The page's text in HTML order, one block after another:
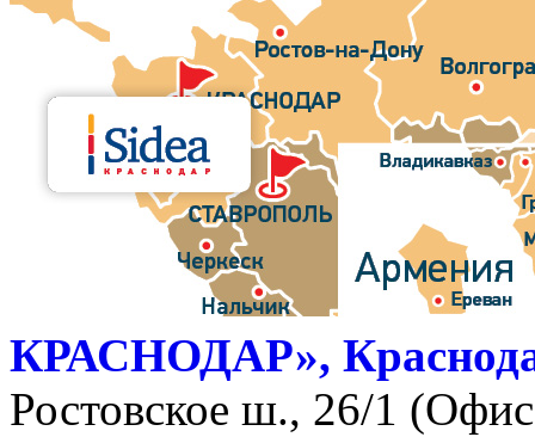
КРАСНОДАР»,
Ростовское ш., 26/1